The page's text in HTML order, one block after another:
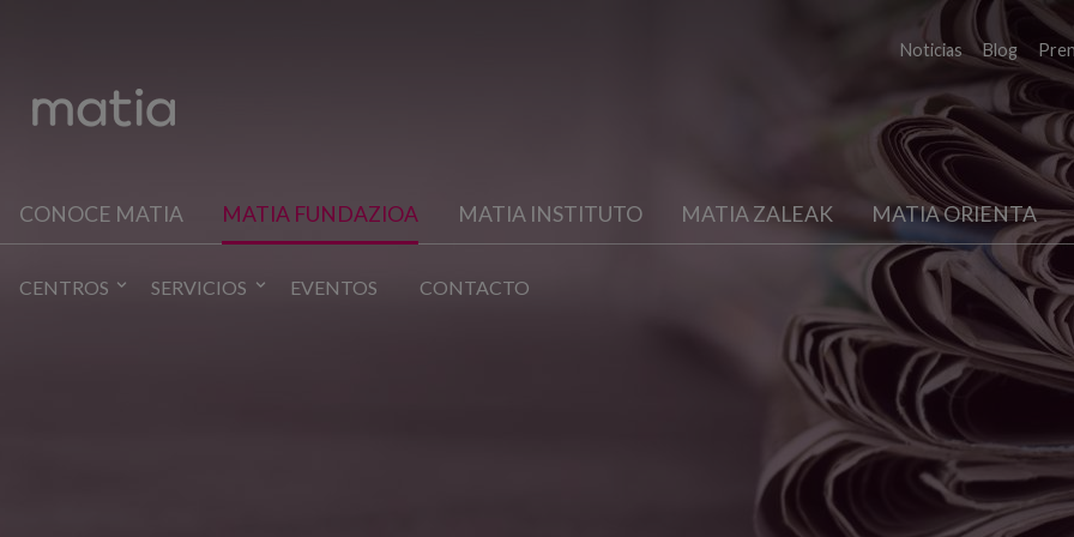
Noticias Blog
CONOCE MATIA MATIA FUNDAZIOA MATIA INSTITUTO MATIA ZALEAK MATIA ORIENTA
CENTROS SERVICIOS EVENTOS CONTACTO